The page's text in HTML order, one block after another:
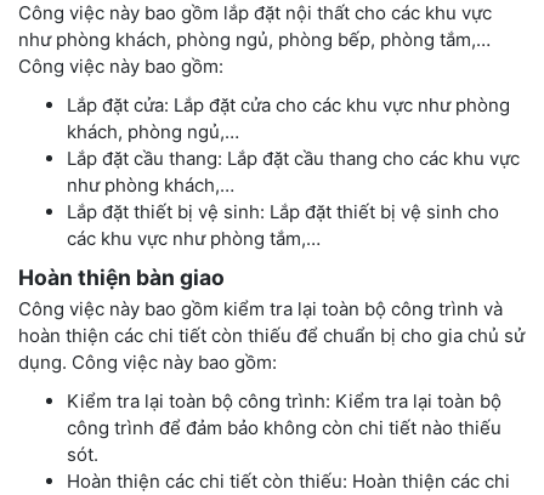
Công việc này bao gồm lắp đặt nội thất cho các khu vực
như phòng khách, phòng ngủ, phòng bếp, phòng tắm,…
Công việc này bao gồm:
Lắp đặt cửa: Lắp đặt cửa cho các khu vực như phòng
khách, phòng ngủ,…
Lắp đặt cầu thang: Lắp đặt cầu thang cho các khu vực
như phòng khách,…
Lắp đặt thiết bị vệ sinh: Lắp đặt thiết bị vệ sinh cho
các khu vực như phòng tắm,…
Hoàn thiện bàn giao
Công việc này bao gồm kiểm tra lại toàn bộ công trình và
hoàn thiện các chi tiết còn thiếu để chuẩn bị cho gia chủ sử
dụng. Công việc này bao gồm:
Kiểm tra lại toàn bộ công trình: Kiểm tra lại toàn bộ
công trình để đảm bảo không còn chi tiết nào thiếu
sót.
Hoàn thiện các chi tiết còn thiếu: Hoàn thiện các chi